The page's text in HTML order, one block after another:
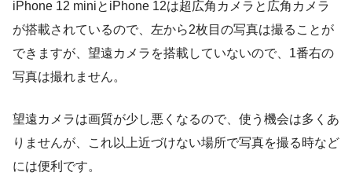
iPhone 12 miniとiPhone 12は超広角カメラと広角カメラ
が搭載されているので、左から2枚目の写真は撮ることが
できますが、望遠カメラを搭載していないので、1番右の
写真は撮れません。
望遠カメラは画質が少し悪くなるので、使う機会は多くあ
りませんが、これ以上近づけない場所で写真を撮る時など
には便利です。